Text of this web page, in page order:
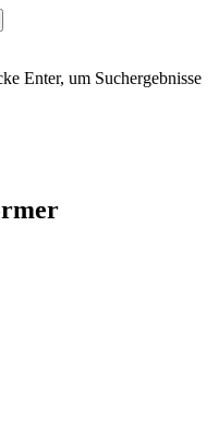
Enter, um Suchergebnisse